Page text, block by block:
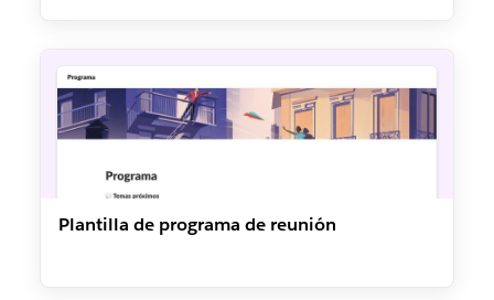
Plantilla de programa de reunión